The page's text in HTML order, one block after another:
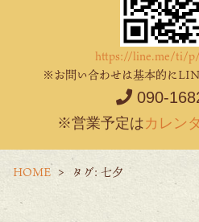
https://line.me/ti/
※お問い合わせは基本的に
090-
※営業予定はカレン
HOME タグ: 七夕